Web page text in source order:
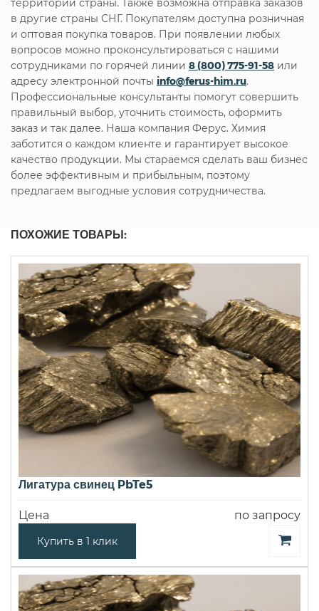
территории страны. Также возможна отправка заказов
в другие страны СНГ. Покупателям доступна розничная
и оптовая покупка товаров. При появлении любых
вопросов можно проконсультироваться с нашими
сотрудниками по горячей линии 8 (800) 775-91-58 или
адресу электронной почты info@ferus-him.ru.
Профессиональные консультанты помогут совершить
правильный выбор, уточнить стоимость, оформить
заказ и так далее. Наша компания Ферус. Химия
заботится о каждом клиенте и гарантирует высокое
качество продукции. Мы стараемся сделать ваш бизнес
более эффективным и прибыльным, поэтому
предлагаем выгодные условия сотрудничества.
ПОХОЖИЕ ТОВАРЫ:
Лигатура свинец PbTe5
Цена по запросу
Купить в 1 клик